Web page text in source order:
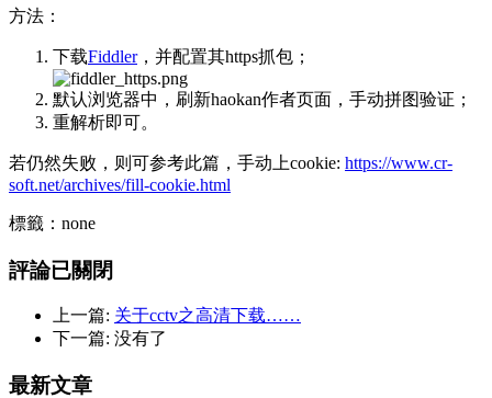
方法：
下载Fiddler，并配置其https抓包；
默认浏览器中，刷新haokan作者页面，手动拼图验证；
重解析即可。
若仍然失败，则可参考此篇，手动上cookie: https://www.cr-
soft.net/archives/fill-cookie.html
標籤：none
評論已關閉
上一篇: 关于cctv之高清下载……
下一篇: 没有了
最新文章